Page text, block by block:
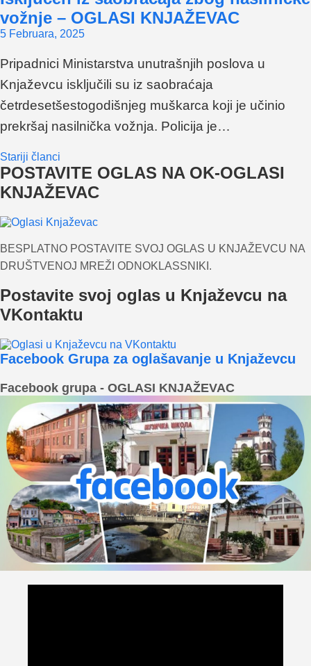
vožnje – OGLASI KNJAŽEVAC
5 Februara, 2025
Pripadnici Ministarstva unutrašnjih poslova u
Knjaževcu isključili su iz saobraćaja
četrdesetšestogodišnjeg muškarca koji je učinio
prekršaj nasilnička vožnja. Policija je…
Navigacija
člancima
Stariji članci
POSTAVITE OGLAS NA OK-OGLASI
KNJAŽEVAC
BESPLATNO POSTAVITE SVOJ OGLAS U KNJAŽEVCU NA
DRUŠTVENOJ MREŽI ODNOKLASSNIKI.
Postavite svoj oglas u Knjaževcu na
VKontaktu
Facebook Grupa za oglašavanje u Knjaževcu
Facebook grupa - OGLASI KNJAŽEVAC